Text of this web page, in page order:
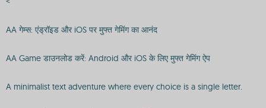
AA गेम्स: एंड्रॉइड और iOS पर मुफ्त गेमिंग का आनंद
AA Game डाउनलोड करें: Android और iOS के लिए मुफ्त गेमिंग ऐप
A minimalist text adventure where every choice is a single letter.